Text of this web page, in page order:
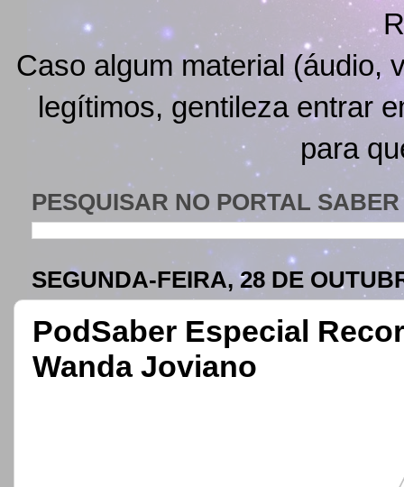
Caso algum material (áudio,
legítimos, gentileza entrar
para
PESQUISAR NO PORTAL
SEGUNDA-FEIRA, 28 DE
PodSaber Especial
Wanda Joviano